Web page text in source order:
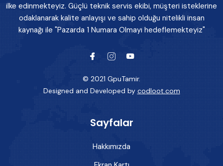
ilke edinmekteyiz. Güçlü teknik servis ekibi, müşteri isteklerine
odaklanarak kalite anlayışı ve sahip olduğu nitelikli insan
kaynağı ile "Pazarda 1 Numara Olmayı hedeflemekteyiz"
© 2021 GpuTamir.
Designed and Developed by codloot.com
Sayfalar
Hakkımızda